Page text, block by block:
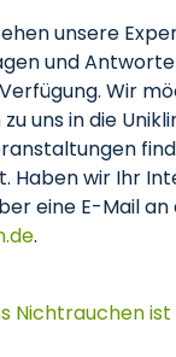
unsere
und
Wir
uns in die
Haben wir Ihr
eine E-Mail an
de.
Nichtrauchen ist